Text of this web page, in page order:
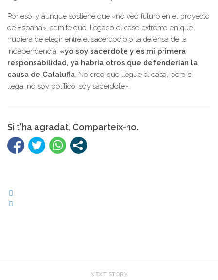
Por eso, y aunque sostiene que «no veo futuro en el proyecto
de España», admite que, llegado el caso extremo en que
hubiera de elegir entre el sacerdocio o la defensa de la
independencia, «yo soy sacerdote y es mi primera
responsabilidad, ya habría otros que defenderían la
causa de Cataluña. No creo que llegue el caso, pero si
llega, no soy político, soy sacerdote».
Si t'ha agradat, Comparteix-ho.
NEXT STORY